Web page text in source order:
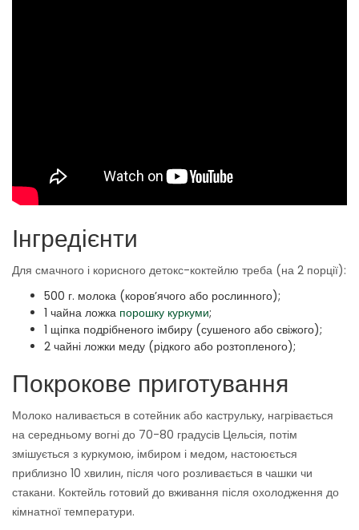
Інгредієнти
Для смачного і корисного детокс-коктейлю треба (на 2 порції):
500 г. молока (коров’ячого або рослинного);
1 чайна ложка порошку куркуми;
1 щіпка подрібненого імбиру (сушеного або свіжого);
2 чайні ложки меду (рідкого або розтопленого);
Покрокове приготування
Молоко наливається в сотейник або каструльку, нагрівається
на середньому вогні до 70-80 градусів Цельсія, потім
змішується з куркумою, імбиром і медом, настоюється
приблизно 10 хвилин, після чого розливається в чашки чи
стакани. Коктейль готовий до вживання після охолодження до
кімнатної температури.